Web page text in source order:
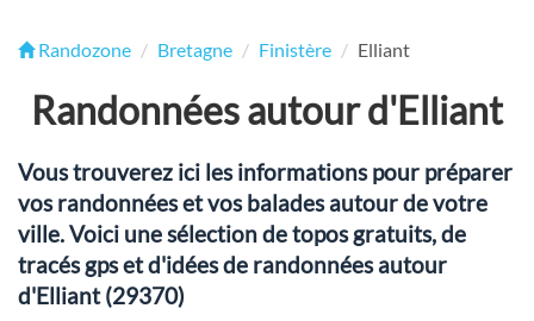
Randozone Bretagne Finistère Elliant
Randonnées autour d'Elliant
Vous trouverez ici les informations pour préparer
vos randonnées et vos balades autour de votre
ville. Voici une sélection de topos gratuits, de
tracés gps et d'idées de randonnées autour
d'Elliant (29370)